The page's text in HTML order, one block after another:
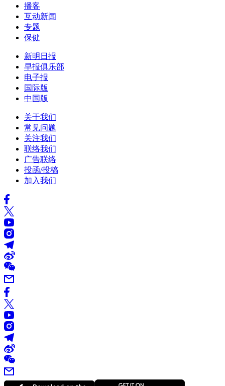
播客
互动新闻
专题
保健
新明日报
早报俱乐部
电子报
国际版
中国版
关于我们
常见问题
关注我们
联络我们
广告联络
投函/投稿
加入我们